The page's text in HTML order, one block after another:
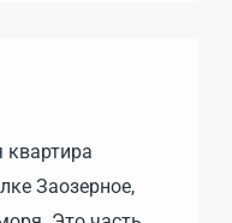
квартира
Заозерное,